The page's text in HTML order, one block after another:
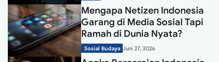
Mengapa Netizen Indonesia
Garang di Media Sosial Tapi
Ramah di Dunia Nyata?
Sosial Budaya Juni 27, 2026